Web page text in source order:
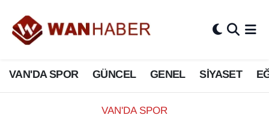
VAN'DA SPOR GÜNCEL GENEL SİYASET
VAN'DA SPOR
3.SAYFA
ASAYİŞ
BİLİM VE TEKNOLOJİ
Van Nöbetçi Eczaneler
Van Hava Durumu
Van Namaz Vakitleri